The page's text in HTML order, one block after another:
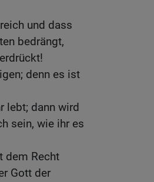
und dass
bedrängt,
denn es ist
lebt; dann wird
sein, wie ihr es
dem Recht
Gott der